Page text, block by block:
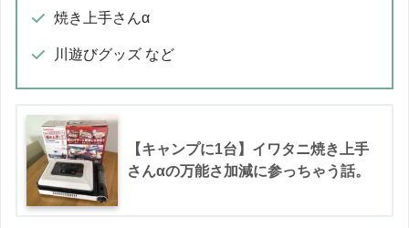
焼き上手さんα
川遊びグッズ など
【キャンプに1台】イワタニ焼き上手
さんαの万能さ加減に参っちゃう話。